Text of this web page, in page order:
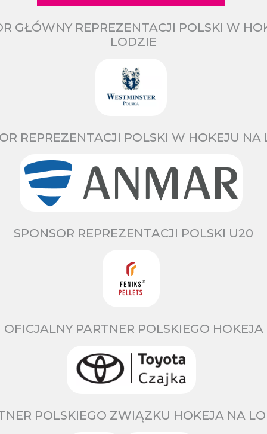
GŁÓWNY REPREZENTACJI POLSKI W
LODZIE
REPREZENTACJI POLSKI W HOKEJU NA
SPONSOR REPREZENTACJI POLSKI U20
OFICJALNY PARTNER POLSKIEGO HOKEJA
POLSKIEGO ZWIĄZKU HOKEJA NA